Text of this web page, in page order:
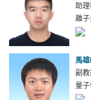
助
離子
馬
副
量